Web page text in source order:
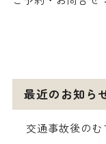
最近のお知ら
交通事故後の